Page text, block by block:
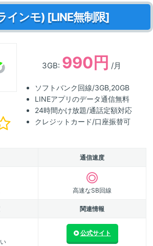
インモ) [LINE無制限]
3GB: 990円 /月
ソフトバンク回線/3GB,20GB
LINEアプリのデータ通信無料
24時間かけ放題/通話定額対応
クレジットカード/口座振替可
通信速度
高速なSB回線
関連情報
公式サイト